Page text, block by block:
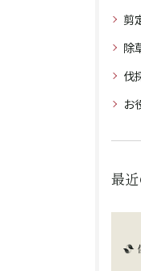
剪
除
伐
お
最